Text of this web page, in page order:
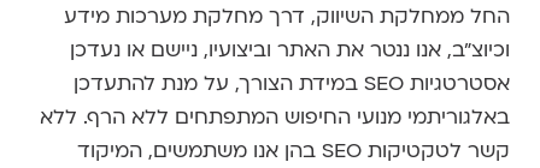
החל ממחלקת השיווק, דרך מחלקת מערכות מידע
וכיוצ"ב, אנו ננטר את האתר וביצועיו, ניישם או נעדכן
אסטרטגיות SEO במידת הצורך, על מנת להתעדכן
באלגוריתמי מנועי החיפוש המתפתחים ללא הרף. ללא
קשר לטקטיקות SEO בהן אנו משתמשים, המיקוד